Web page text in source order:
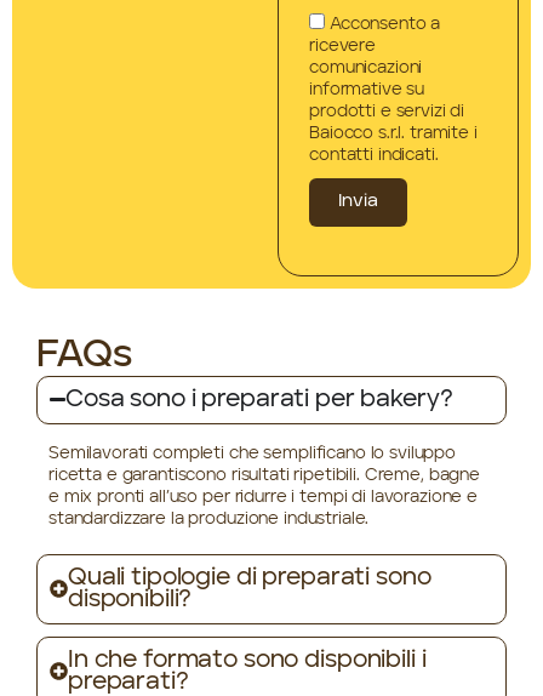
Acconsento a
ricevere
comunicazioni
informative su
prodotti e servizi di
Baiocco s.r.l. tramite i
contatti indicati.
Invia
FAQs
Cosa sono i preparati per bakery?
Semilavorati completi che semplificano lo sviluppo
ricetta e garantiscono risultati ripetibili. Creme, bagne
e mix pronti all’uso per ridurre i tempi di lavorazione e
standardizzare la produzione industriale.
Quali tipologie di preparati sono
disponibili?
In che formato sono disponibili i
preparati?